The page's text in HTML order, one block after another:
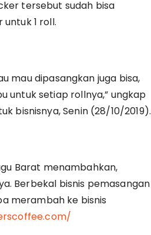
tersebut sudah bisa
1 roll.
mau dipasangkan juga bisa,
untuk setiap rollnya,” ungkap
bisnisnya, Senin (28/10/2019).
Barat menambahkan,
Berbekal bisnis pemasangan
merambah ke bisnis